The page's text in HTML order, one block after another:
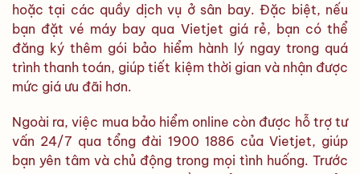
hoặc tại các quầy dịch vụ ở sân bay. Đặc biệt, nếu
bạn đặt vé máy bay qua Vietjet giá rẻ, bạn có thể
đăng ký thêm gói bảo hiểm hành lý ngay trong quá
trình thanh toán, giúp tiết kiệm thời gian và nhận được
mức giá ưu đãi hơn.
Ngoài ra, việc mua bảo hiểm online còn được hỗ trợ tư
vấn 24/7 qua tổng đài 1900 1886 của Vietjet, giúp
bạn yên tâm và chủ động trong mọi tình huống. Trước